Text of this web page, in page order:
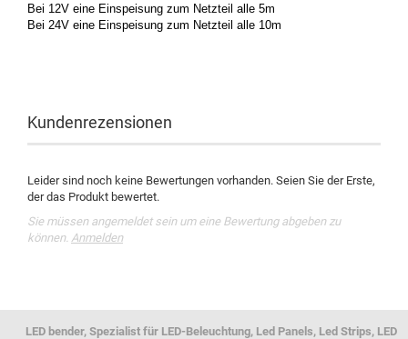
Bei 12V eine Einspeisung zum Netzteil alle 5m
Bei 24V eine Einspeisung zum Netzteil alle 10m
Kundenrezensionen
Leider sind noch keine Bewertungen vorhanden. Seien Sie der Erste,
der das Produkt bewertet.
Sie müssen angemeldet sein um eine Bewertung abgeben zu
können. Anmelden
LED bender, Spezialist für LED-Beleuchtung, Led Panels, Led Strips, LED